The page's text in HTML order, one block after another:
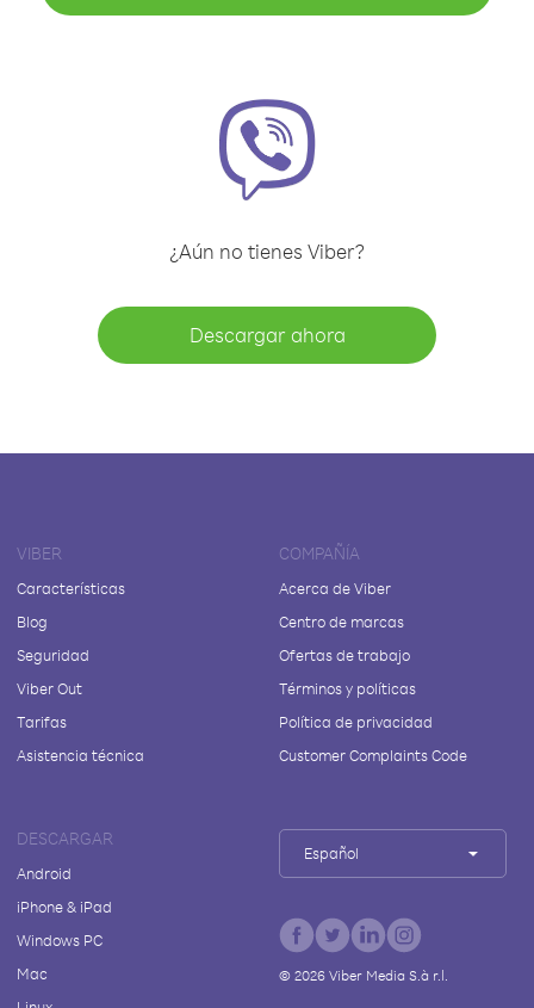
¿Aún no tienes Viber?
Descargar ahora
VIBER
Características
Blog
Seguridad
Viber Out
Tarifas
Asistencia técnica
COMPAÑÍA
Acerca de Viber
Centro de marcas
Ofertas de trabajo
Términos y políticas
Política de privacidad
Customer Complaints Code
DESCARGAR
Android
iPhone & iPad
Windows PC
Mac
Español
© 2026Viber Media S.à r.l.